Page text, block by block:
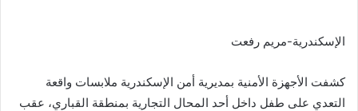
الإسكندرية-مريم رفعت
كشفت الأجهزة الأمنية بمديرية أمن الإسكندرية ملابسات واقعة
التعدي على طفل داخل أحد المحال التجارية بمنطقة القباري، عقب